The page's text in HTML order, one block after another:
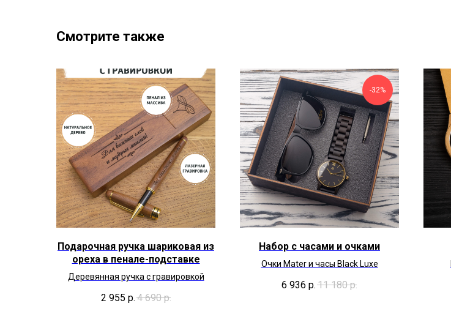
Смотрите также
Подарочная ручка шариковая из
ореха в пенале-подставке
Деревянная ручка с гравировкой
2 955 р.4 690 р.
-32%
Набор с часами и очками
Очки Mater и часы Black Luxe
6 936 р. 11 180 р.